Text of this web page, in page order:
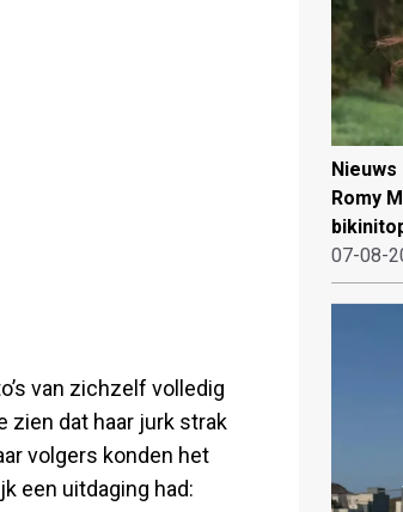
van zichzelf volledig
zien dat haar jurk strak
volgers konden het
een uitdaging had:
Nieuws
Romy
07-08-